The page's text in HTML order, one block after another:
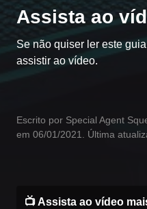
Assista ao
Se não quiser ler este
assistir ao vídeo.
Escrito por Special Agent
em 06/01/2021. Última
📺 Assista ao vídeo